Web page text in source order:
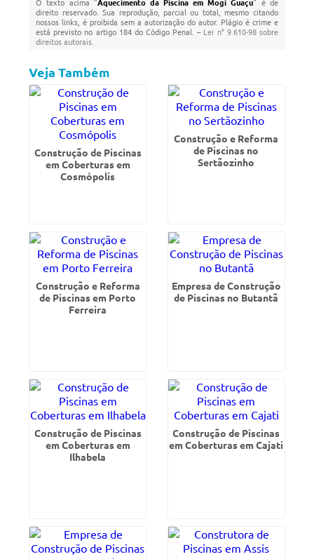
direito reservado. Sua reprodução, parcial ou total, mesmo citando
nossos links, é proibida sem a autorização do autor. Plágio é crime e
está previsto no artigo 184 do Código Penal. – Lei n° 9.610-98 sobre
direitos autorais
Veja Também
Construção de Piscinas
em Coberturas em
Cosmópolis
Construção e Reforma
de Piscinas no
Sertãozinho
Construção e Reforma
de Piscinas em Porto
Ferreira
Empresa de Construção
de Piscinas no Butantã
Construção de Piscinas
em Coberturas em
Ilhabela
Construção de Piscinas
em Coberturas em Cajati